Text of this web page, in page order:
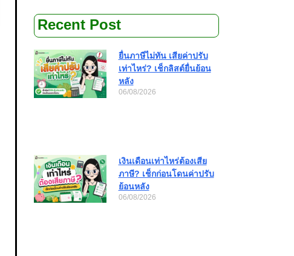
Recent Post
ยื่นภาษีไม่ทัน เสียค่าปรับ
เท่าไหร่? เช็กลิสต์ยื่นย้อน
หลัง
06/08/2026
เงินเดือนเท่าไหร่ต้องเสีย
ภาษี? เช็กก่อนโดนค่าปรับ
ย้อนหลัง
06/08/2026